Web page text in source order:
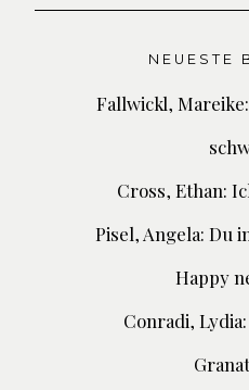
NEUESTE
Fallwickl,
Cross, Ethan:
Pisel, Angela: Du
Happy
Conradi,